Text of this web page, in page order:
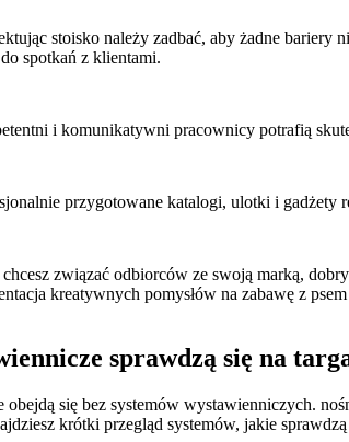
stoisko należy zadbać, aby żadne bariery
spotkań z klientami.
i komunikatywni pracownicy potrafią
przygotowane katalogi, ulotki i gadżety
chcesz związać odbiorców ze swoją marką,
kreatywnych pomysłów na zabawę z
sprawdzą się na
się bez systemów wystawienniczych.
krótki przegląd systemów, jakie